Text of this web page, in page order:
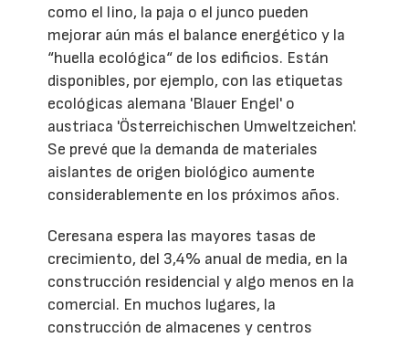
como el lino, la paja o el junco pueden
mejorar aún más el balance energético y la
“huella ecológica“ de los edificios. Están
disponibles, por ejemplo, con las etiquetas
ecológicas alemana 'Blauer Engel' o
austriaca 'Österreichischen Umweltzeichen'.
Se prevé que la demanda de materiales
aislantes de origen biológico aumente
considerablemente en los próximos años.
Ceresana espera las mayores tasas de
crecimiento, del 3,4% anual de media, en la
construcción residencial y algo menos en la
comercial. En muchos lugares, la
construcción de almacenes y centros